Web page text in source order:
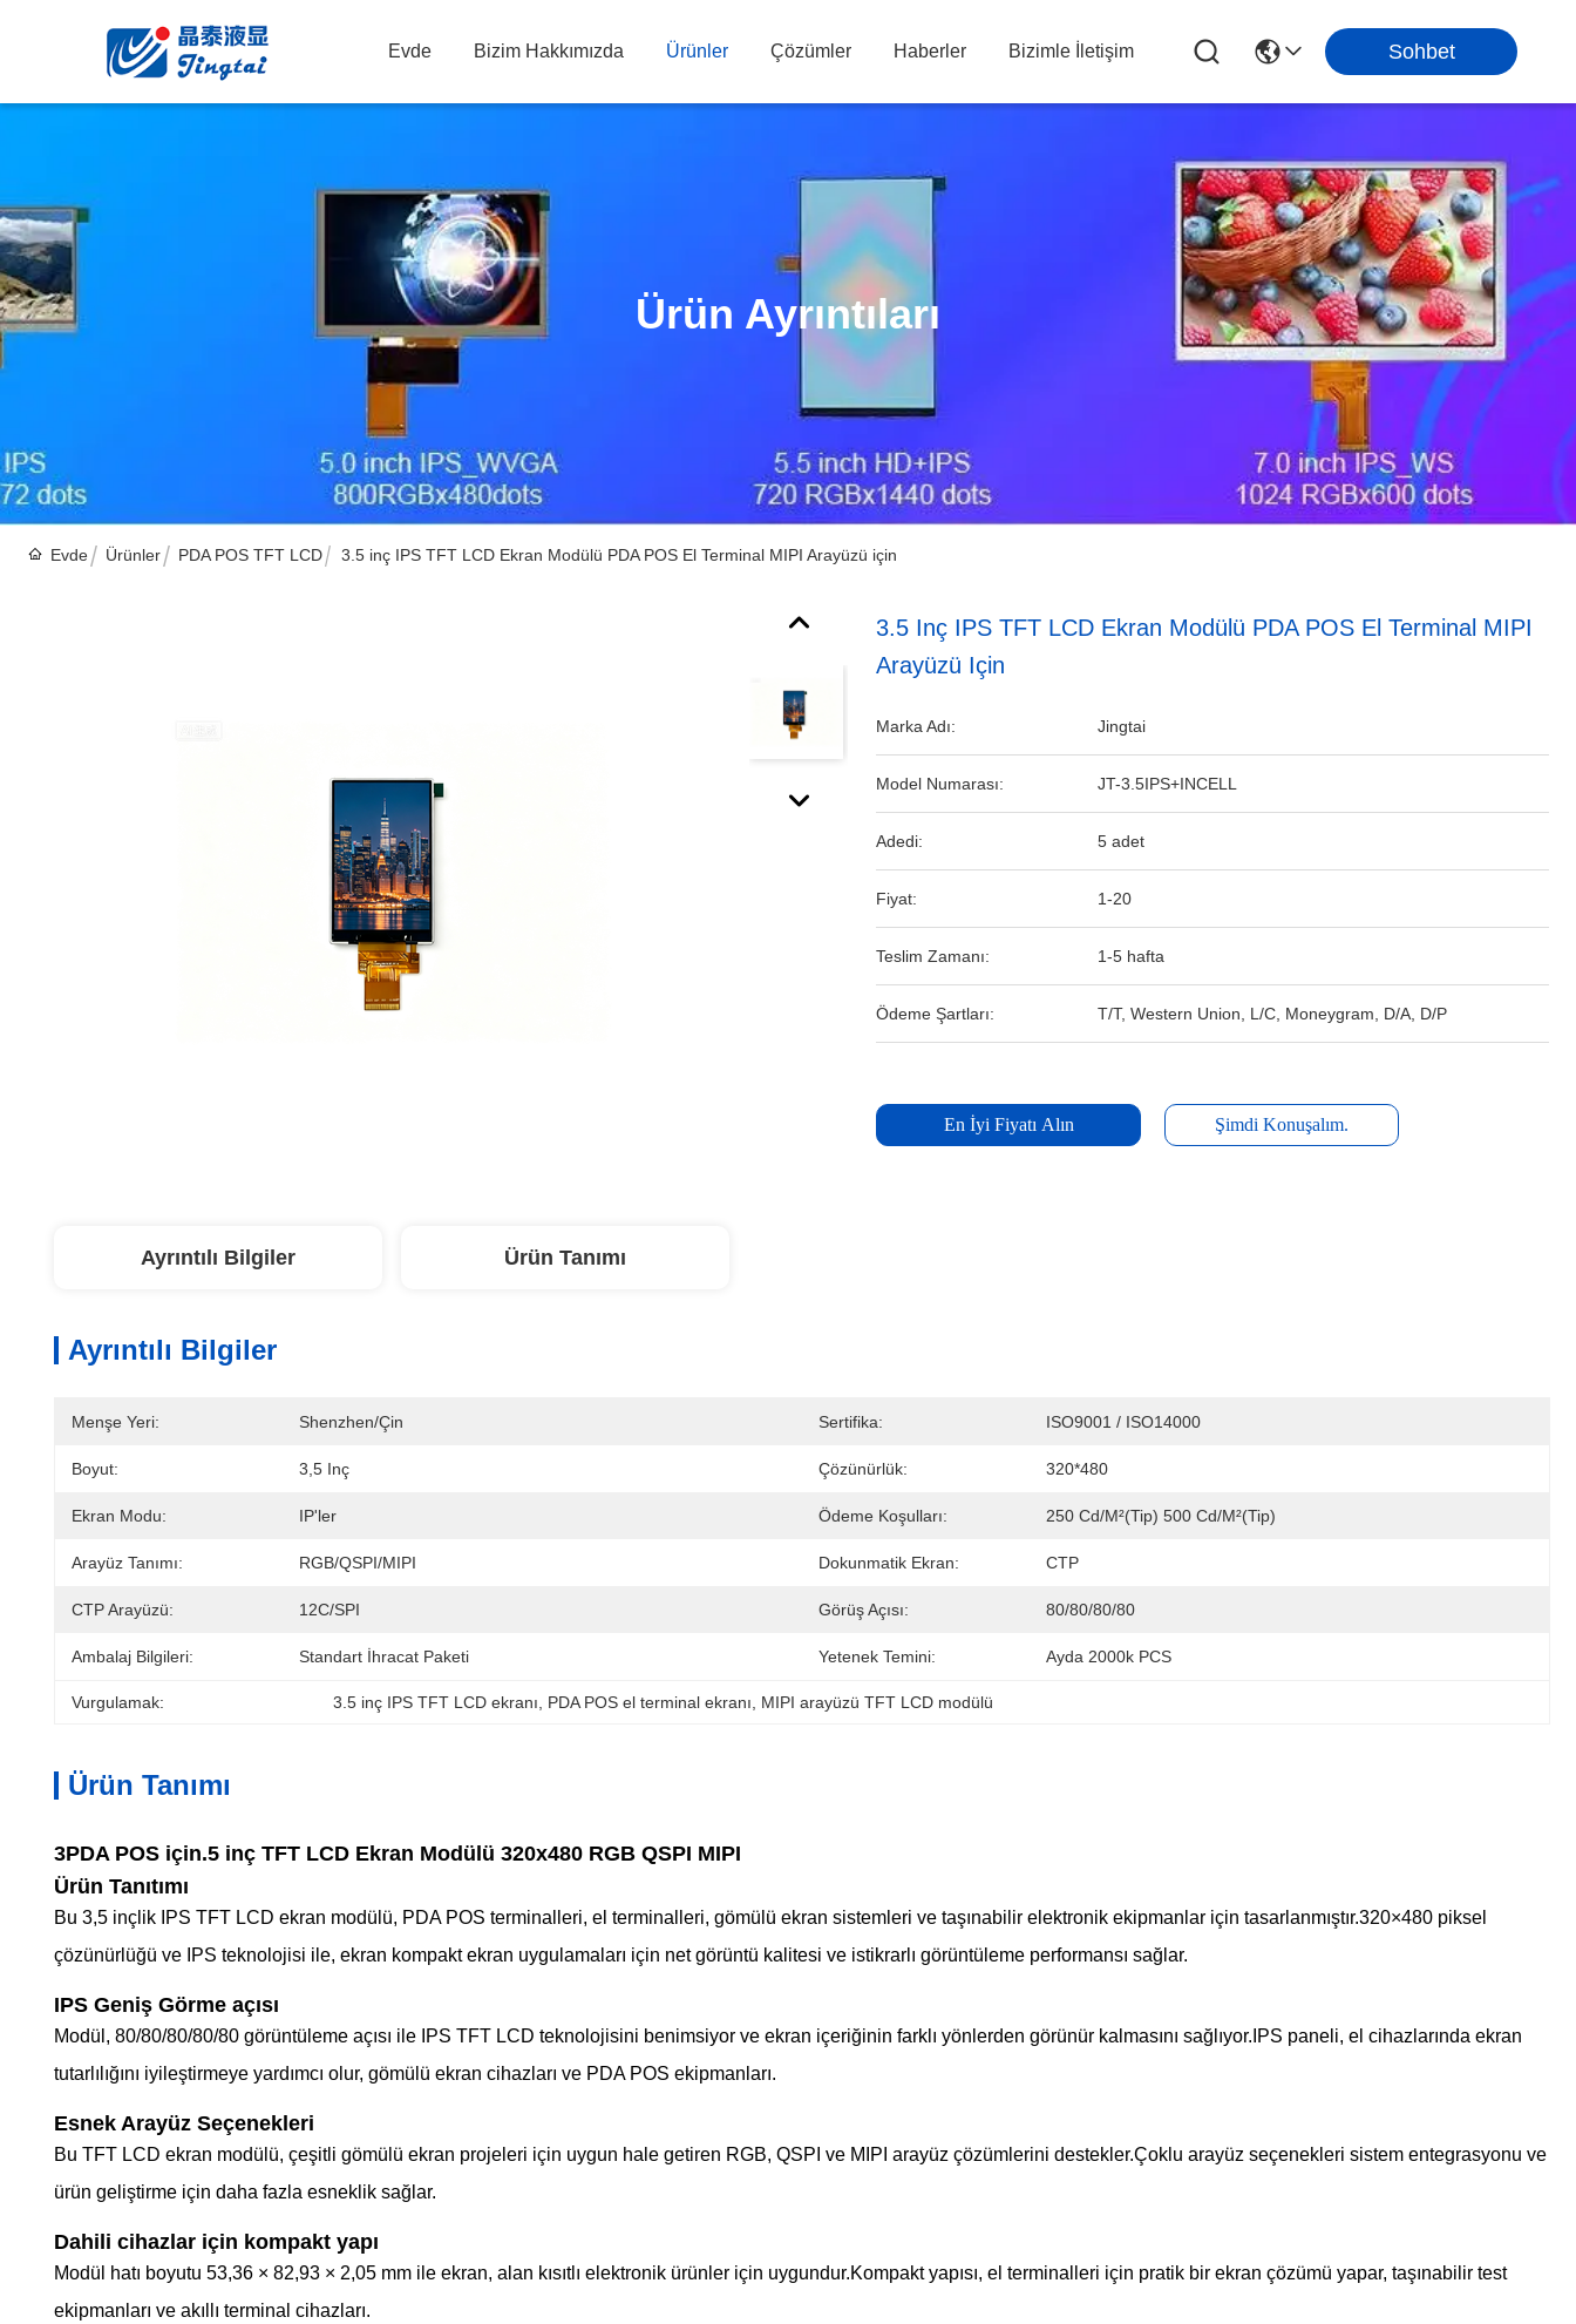
Evde Bizim Hakkımızda Ürünler Çözümler Haberler Bizimle İletişim Sohbet
Ürün Ayrıntıları
Evde Ürünler PDA POS TFT LCD 3.5 inç IPS TFT LCD Ekran Modülü PDA POS El Terminal MIPI Arayüzü için
3.5 Inç IPS TFT LCD Ekran Modülü PDA POS El Terminal MIPI
Arayüzü Için
Marka Adı: Jingtai
Model Numarası: JT-3.5IPS+INCELL
Adedi: 5 adet
Fiyat: 1-20
Teslim Zamanı: 1-5 hafta
Ödeme Şartları: T/T, Western Union, L/C, Moneygram, D/A, D/P
En İyi Fiyatı Alın Şimdi Konuşalım.
Ayrıntılı Bilgiler Ürün Tanımı
Ayrıntılı Bilgiler
Menşe Yeri: Shenzhen/Çin Sertifika: ISO9001 / ISO14000
Boyut: 3,5 Inç Çözünürlük: 320*480
Ekran Modu: IP'ler Ödeme Koşulları: 250 Cd/m²(Tip) 500 Cd/m²(Tip)
Arayüz Tanımı: RGB/QSPI/MIPI Dokunmatik Ekran: CTP
CTP Arayüzü: 12C/SPI Görüş Açısı: 80/80/80/80
Ambalaj Bilgileri: Standart İhracat Paketi Yetenek Temini: Ayda 2000k PCS
Vurgulamak: 3.5 inç IPS TFT LCD ekranı PDA POS el terminal ekranı MIPI arayüzü TFT LCD modülü
Ürün Tanımı
3PDA POS için.5 inç TFT LCD Ekran Modülü 320x480 RGB QSPI MIPI
Ürün Tanıtımı
Bu 3,5 inçlik IPS TFT LCD ekran modülü, PDA POS terminalleri, el terminalleri, gömülü ekran sistemleri ve taşınabilir elektronik ekipmanlar için tasarlanmıştır.320×480 piksel
çözünürlüğü ve IPS teknolojisi ile, ekran kompakt ekran uygulamaları için net görüntü kalitesi ve istikrarlı görüntüleme performansı sağlar.
IPS Geniş Görme açısı
Modül, 80/80/80/80/80 görüntüleme açısı ile IPS TFT LCD teknolojisini benimsiyor ve ekran içeriğinin farklı yönlerden görünür kalmasını sağlıyor.IPS paneli, el cihazlarında ekran
tutarlılığını iyileştirmeye yardımcı olur, gömülü ekran cihazları ve PDA POS ekipmanları.
Esnek Arayüz Seçenekleri
Bu TFT LCD ekran modülü, çeşitli gömülü ekran projeleri için uygun hale getiren RGB, QSPI ve MIPI arayüz çözümlerini destekler.Çoklu arayüz seçenekleri sistem entegrasyonu ve
ürün geliştirme için daha fazla esneklik sağlar.
Dahili cihazlar için kompakt yapı
Modül hatı boyutu 53,36 × 82,93 × 2,05 mm ile ekran, alan kısıtlı elektronik ürünler için uygundur.Kompakt yapısı, el terminalleri için pratik bir ekran çözümü yapar, taşınabilir test
ekipmanları ve akıllı terminal cihazları.